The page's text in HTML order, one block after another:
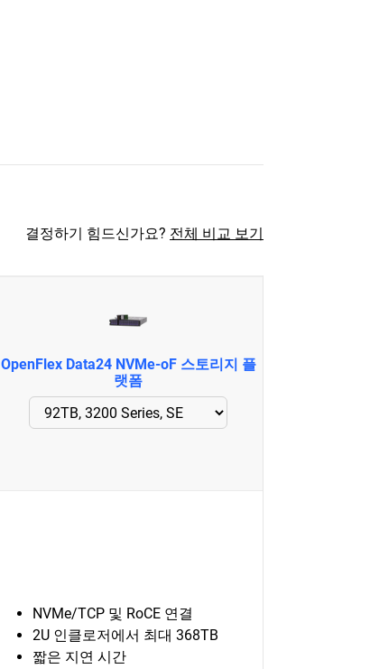
결정하기 힘드신가요? 전체 비교 보기
OpenFlex Data24 NVMe-oF 스토리지 플
랫폼
NVMe/TCP 및 RoCE 연결
2U 인클로저에서 최대 368TB
짧은 지연 시간